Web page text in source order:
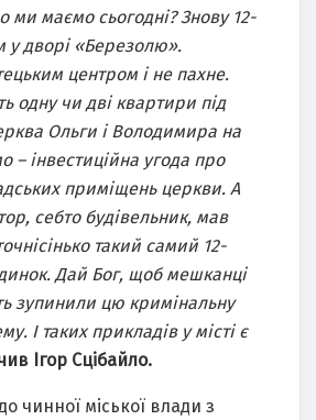
ми маємо сьогодні? Знову 12-
у дворі «Березолю».
центром і не пахне.
одну чи дві квартири під
Ольги і Володимира на
– інвестиційна угода про
приміщень церкви. А
себто будівельник, мав
такий самий 12-
Дай Бог, щоб мешканці
зупинили цю кримінальну
І таких прикладів у місті є
Ігор Сцібайло.
чинної міської влади з